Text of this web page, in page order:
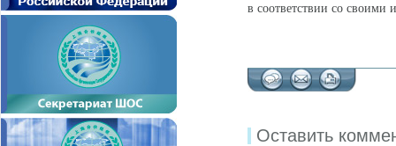
в соответствии со своими
Оставить